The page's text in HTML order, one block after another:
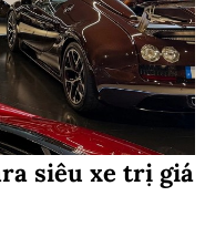
siêu xe trị giá